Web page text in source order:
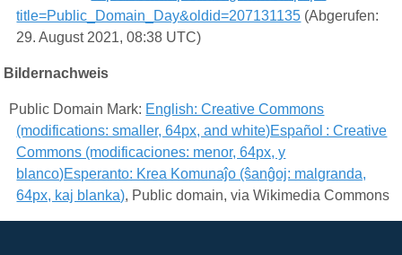
title=Public_Domain_Day&oldid=207131135 (Abgerufen:
29. August 2021, 08:38 UTC)
Bildernachweis
Public Domain Mark: English: Creative Commons
(modifications: smaller, 64px, and white)Español : Creative
Commons (modificaciones: menor, 64px, y
blanco)Esperanto: Krea Komunaĵo (ŝanĝoj: malgranda,
64px, kaj blanka), Public domain, via Wikimedia Commons